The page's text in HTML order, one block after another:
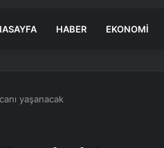
HABER EKONOMI
yaşanacak